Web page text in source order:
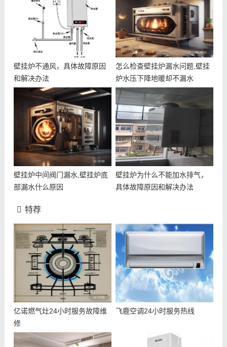
壁挂炉不通风，具体故障原因
和解决办法
怎么检查壁挂炉漏水问题,壁挂
炉水压下降地暖却不漏水
壁挂炉中间阀门漏水,壁挂炉底
部漏水什么原因
壁挂炉为什么不能加水排气，
具体故障原因和解决办法
特荐
亿诺燃气灶24小时服务故障维
修
飞鹿空调24小时服务热线